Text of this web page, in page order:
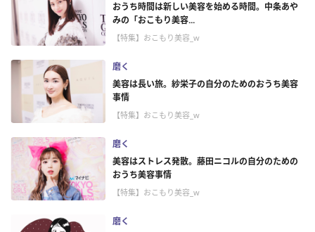
おうち時間は新しい美容を始める時間。中条あや
みの「おこもり美容...
【特集】おこもり美容_w
磨く
美容は長い旅。紗栄子の自分のためのおうち美容
事情
【特集】おこもり美容_w
磨く
美容はストレス発散。藤田ニコルの自分のための
おうち美容事情
【特集】おこもり美容_w
磨く